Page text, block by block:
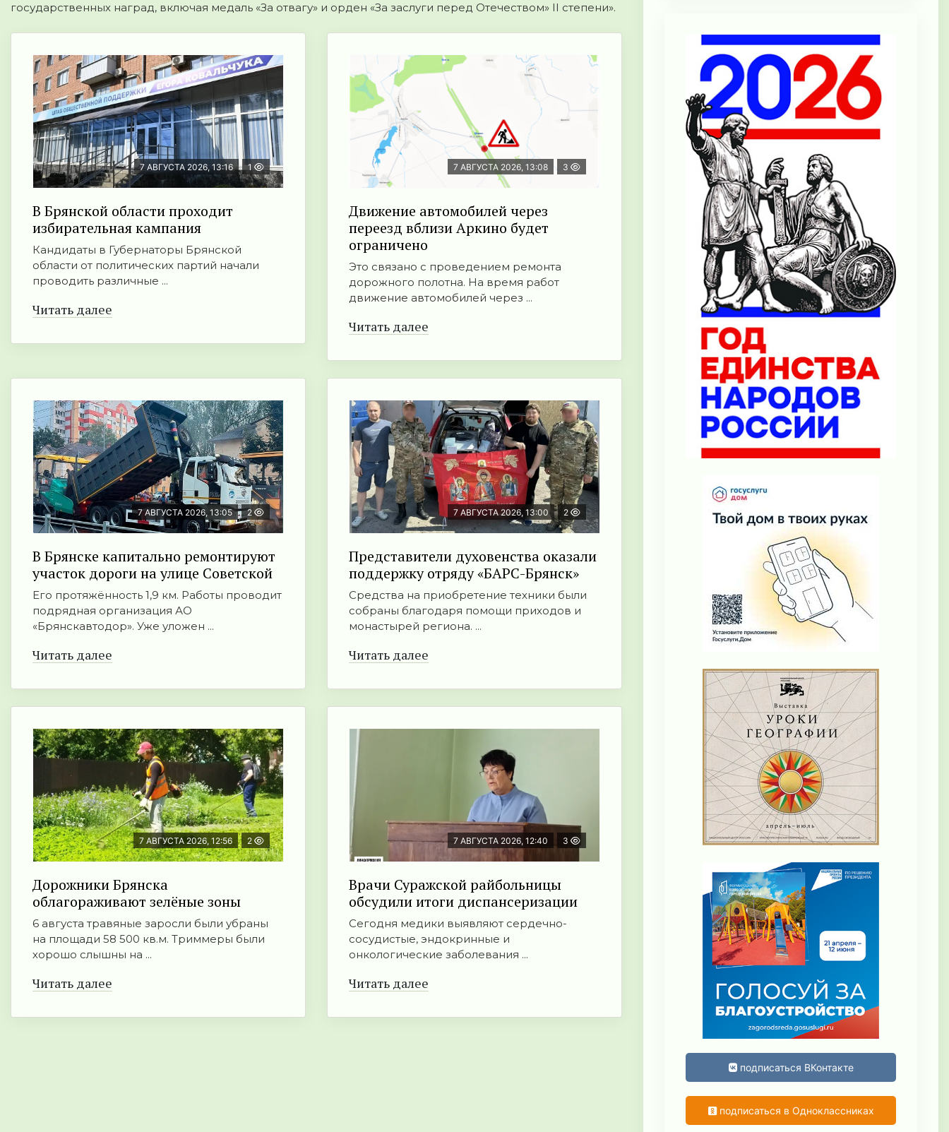
государственных наград, включая медаль «За отвагу» и орден «За заслуги перед Отечеством» II степени».
7 АВГУСТА 2026, 13:16 1
В Брянской области проходит
избирательная кампания
Кандидаты в Губернаторы Брянской
области от политических партий начали
проводить различные ...
Читать далее
7 АВГУСТА 2026, 13:08 3
Движение автомобилей через
переезд вблизи Аркино будет
ограничено
Это связано с проведением ремонта
дорожного полотна. На время работ
движение автомобилей через ...
Читать далее
7 АВГУСТА 2026, 13:05 2
В Брянске капитально ремонтируют
участок дороги на улице Советской
Его протяжённость 1,9 км. Работы проводит
подрядная организация АО
«Брянскавтодор». Уже уложен ...
Читать далее
7 АВГУСТА 2026, 13:00 2
Представители духовенства оказали
поддержку отряду «БАРС-Брянск»
Средства на приобретение техники были
собраны благодаря помощи приходов и
монастырей региона. ...
Читать далее
7 АВГУСТА 2026, 12:56 2
Дорожники Брянска
облагораживают зелёные зоны
6 августа травяные заросли были убраны
на площади 58 500 кв.м. Триммеры были
хорошо слышны на ...
Читать далее
7 АВГУСТА 2026, 12:40 3
Врачи Суражской райбольницы
обсудили итоги диспансеризации
Сегодня медики выявляют сердечно-
сосудистые, эндокринные и
онкологические заболевания ...
Читать далее
подписаться ВКонтакте
подписаться в Одноклассниках